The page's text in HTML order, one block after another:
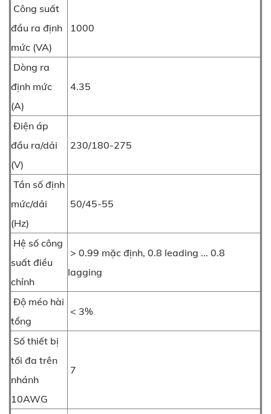
Công suất
đầu ra định
mức (VA)
1000
Dòng ra
định mức
(A)
4.35
Điện áp
đầu ra/dải
(V)
230/180-275
Tần số định
mức/dải
(Hz)
50/45-55
Hệ số công
suất điều
chỉnh
> 0.99 mặc định, 0.8 leading ... 0.8
lagging
Độ méo hài
tổng
< 3%
Số thiết bị
tối đa trên
nhánh
10AWG
7